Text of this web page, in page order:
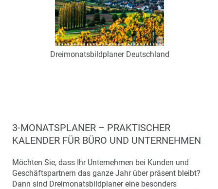
Dreimonatsbildplaner Deutschland
3-MONATSPLANER – PRAKTISCHER
KALENDER FÜR BÜRO UND UNTERNEHMEN
Möchten Sie, dass Ihr Unternehmen bei Kunden und
Geschäftspartnern das ganze Jahr über präsent bleibt?
Dann sind Dreimonatsbildplaner eine besonders